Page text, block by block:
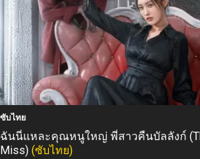
ซับไทย
ฉันนี่แหละคุณหนูใหญ่ พี่สาวคืนบัลลังก์
Miss) (ซับไทย)